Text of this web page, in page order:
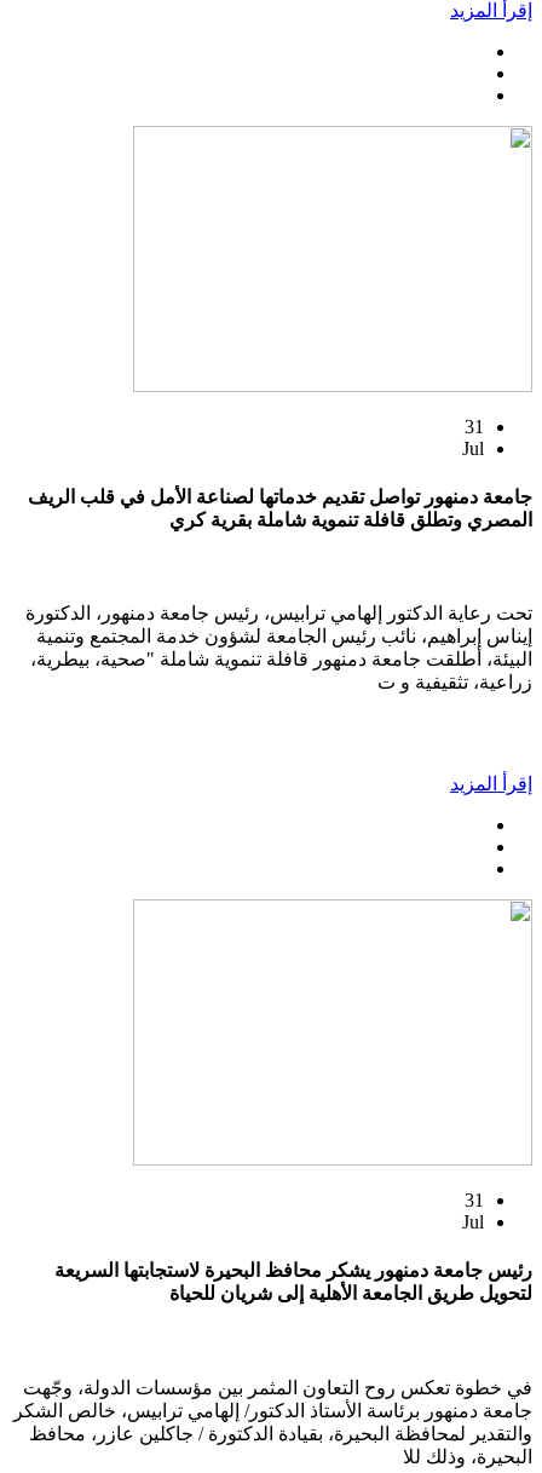
إقرأ المزيد
31
Jul
جامعة دمنهور تواصل تقديم خدماتها لصناعة الأمل في قلب الريف
المصري وتطلق قافلة تنموية شاملة بقرية كري
تحت رعاية الدكتور إلهامي ترابيس، رئيس جامعة دمنهور، الدكتورة
إيناس إبراهيم، نائب رئيس الجامعة لشؤون خدمة المجتمع وتنمية
البيئة، أطلقت جامعة دمنهور قافلة تنموية شاملة "صحية، بيطرية،
زراعية، تثقيفية و ت
إقرأ المزيد
31
Jul
رئيس جامعة دمنهور يشكر محافظ البحيرة لاستجابتها السريعة
لتحويل طريق الجامعة الأهلية إلى شريان للحياة
في خطوة تعكس روح التعاون المثمر بين مؤسسات الدولة، وجّهت
جامعة دمنهور برئاسة الأستاذ الدكتور/ إلهامي ترابيس، خالص الشكر
والتقدير لمحافظة البحيرة، بقيادة الدكتورة / جاكلين عازر، محافظ
البحيرة، وذلك للا